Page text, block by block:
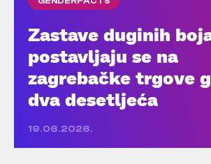
Zastave duginih
postavljaju se na
zagrebačke trgove
dva desetljeća
19.06.2026.